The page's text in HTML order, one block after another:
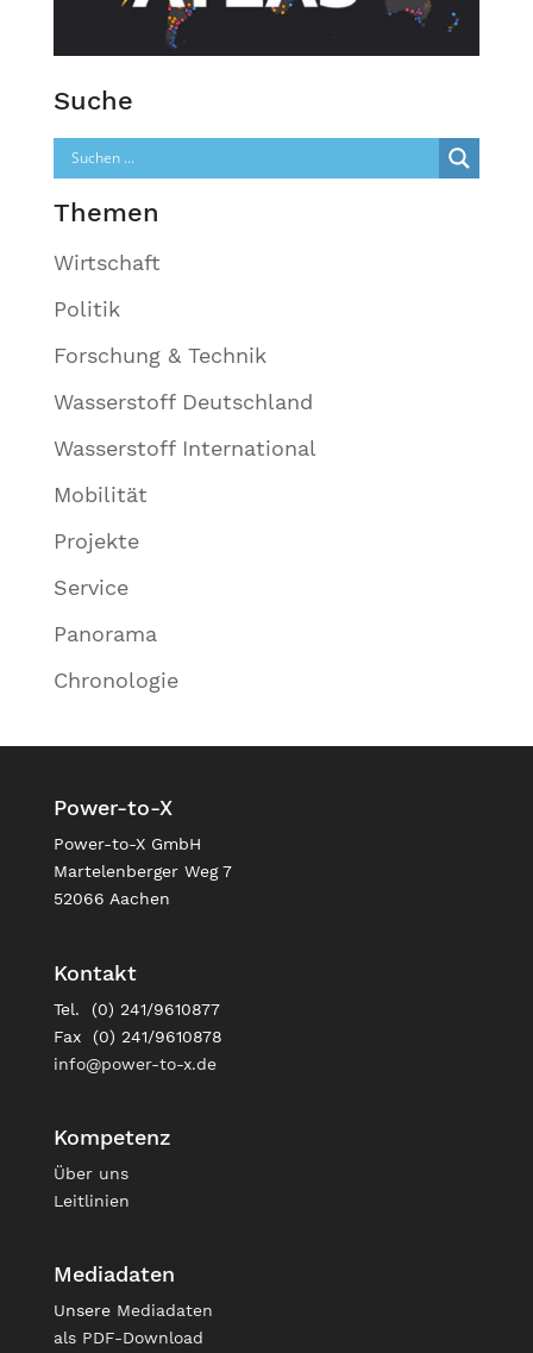
Suche
Themen
Wirtschaft
Politik
Forschung & Technik
Wasserstoff Deutschland
Wasserstoff International
Mobilität
Projekte
Service
Panorama
Chronologie
Power-to-X
Power-to-X GmbH
Martelenberger Weg 7
52066 Aachen
Kontakt
Tel. (0) 241/9610877
Fax (0) 241/9610878
info@power-to-x.de
Kompetenz
Über uns
Leitlinien
Mediadaten
Unsere Mediadaten
als PDF-Download